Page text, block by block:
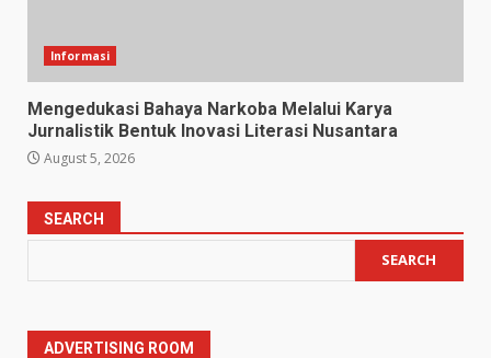
Informasi
Mengedukasi Bahaya Narkoba Melalui Karya
Jurnalistik Bentuk Inovasi Literasi Nusantara
August 5, 2026
SEARCH
SEARCH
ADVERTISING ROOM